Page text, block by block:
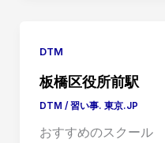
DTM
板橋区役所前駅
DTM /習い事. 東京.JP
おすすめのスクール